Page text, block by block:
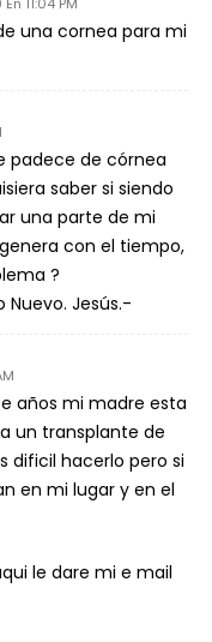
11:04 PM
una cornea para mi
padece de córnea
saber si siendo
una parte de mi
con el tiempo,
?
Nuevo. Jesús.-
años mi madre esta
un transplante de
dificil hacerlo pero si
en mi lugar y en el
le dare mi e mail